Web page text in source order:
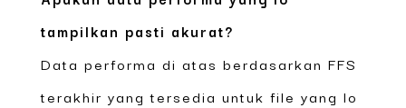
tampilkan pasti akurat?
Data performa di atas berdasarkan FFS
terakhir yang tersedia untuk file yang lo